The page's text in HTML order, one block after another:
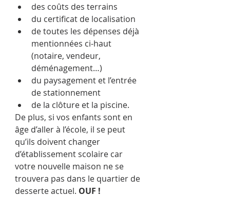
des coûts des terrains
du certificat de localisation
de toutes les dépenses déjà
mentionnées ci-haut
(notaire, vendeur,
déménagement…)
du paysagement et l’entrée
de stationnement
de la clôture et la piscine.
De plus, si vos enfants sont en
âge d’aller à l’école, il se peut
qu’ils doivent changer
d’établissement scolaire car
votre nouvelle maison ne se
trouvera pas dans le quartier de
desserte actuel. OUF !